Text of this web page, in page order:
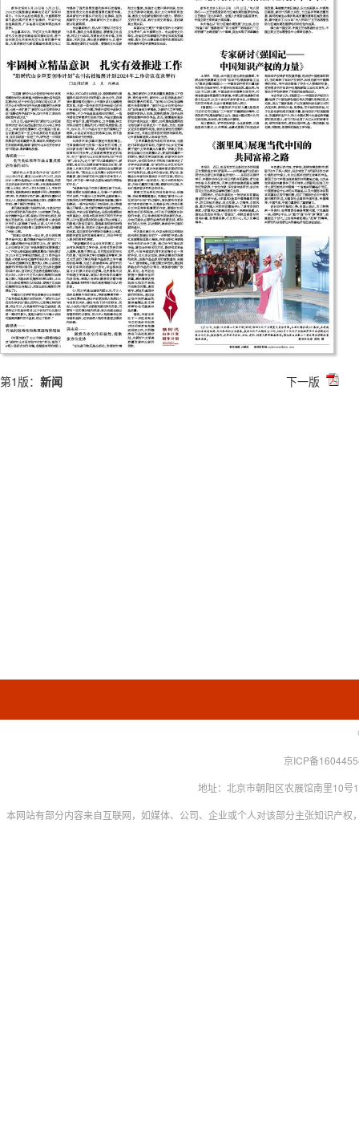
第1版： 新闻 下一版
京ICP备
地址：北京市朝阳区农展馆南里10
本网站有部分内容来自互联网，如媒体、公司、企业或个人对该部分主张知识产